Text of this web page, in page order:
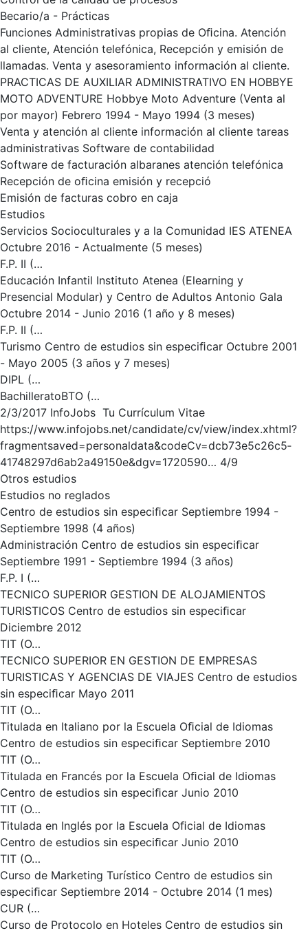
Becario/a - Prácticas
Funciones Administrativas propias de Oﬁcina. Atención
al cliente, Atención telefónica, Recepción y emisión de
llamadas. Venta y asesoramiento información al cliente.
PRACTICAS DE AUXILIAR ADMINISTRATIVO EN HOBBYE
MOTO ADVENTURE Hobbye Moto Adventure (Venta al
por mayor) Febrero 1994 - Mayo 1994 (3 meses)
Venta y atención al cliente información al cliente tareas
administrativas Software de contabilidad
Software de facturación albaranes atención telefónica
Recepción de oﬁcina emisión y recepció
Emisión de facturas cobro en caja
Estudios
Servicios Socioculturales y a la Comunidad IES ATENEA
Octubre 2016 - Actualmente (5 meses)
F.P. II (…
Educación Infantil Instituto Atenea (Elearning y
Presencial Modular) y Centro de Adultos Antonio Gala
Octubre 2014 - Junio 2016 (1 año y 8 meses)
F.P. II (…
Turismo Centro de estudios sin especiﬁcar Octubre 2001
- Mayo 2005 (3 años y 7 meses)
DIPL (…
BachilleratoBTO (…
2/3/2017 InfoJobs ­ Tu Currículum Vitae
https://www.infojobs.net/candidate/cv/view/index.xhtml?
fragment­saved=personal­data&codeCv=dcb73e5c­26c5­
4174­8297­d6ab2a49150e&dgv=1720590… 4/9
Otros estudios
Estudios no reglados
Centro de estudios sin especiﬁcar Septiembre 1994 -
Septiembre 1998 (4 años)
Administración Centro de estudios sin especiﬁcar
Septiembre 1991 - Septiembre 1994 (3 años)
F.P. I (…
TECNICO SUPERIOR GESTION DE ALOJAMIENTOS
TURISTICOS Centro de estudios sin especiﬁcar
Diciembre 2012
TIT (O…
TECNICO SUPERIOR EN GESTION DE EMPRESAS
TURISTICAS Y AGENCIAS DE VIAJES Centro de estudios
sin especiﬁcar Mayo 2011
TIT (O…
Titulada en Italiano por la Escuela Oﬁcial de Idiomas
Centro de estudios sin especiﬁcar Septiembre 2010
TIT (O…
Titulada en Francés por la Escuela Oﬁcial de Idiomas
Centro de estudios sin especiﬁcar Junio 2010
TIT (O…
Titulada en Inglés por la Escuela Oﬁcial de Idiomas
Centro de estudios sin especiﬁcar Junio 2010
TIT (O…
Curso de Marketing Turístico Centro de estudios sin
especiﬁcar Septiembre 2014 - Octubre 2014 (1 mes)
CUR (…
Curso de Protocolo en Hoteles Centro de estudios sin